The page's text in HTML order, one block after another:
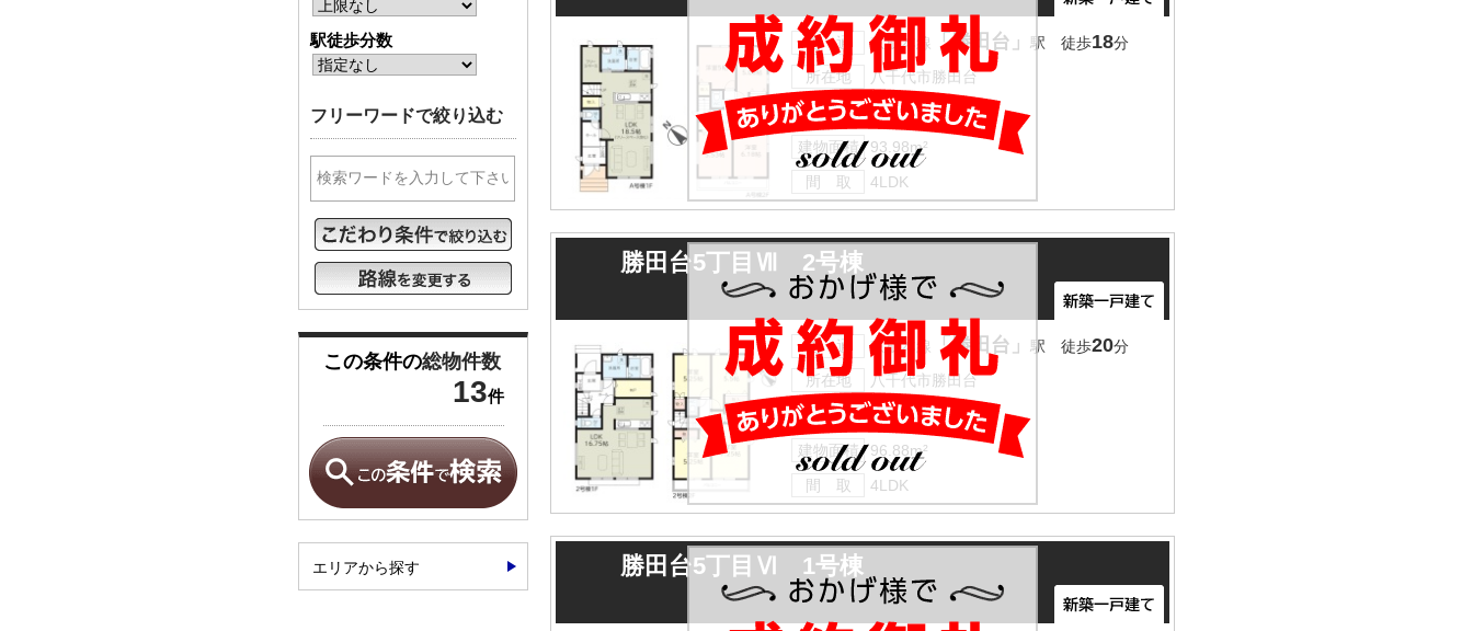
交 通 京成本線 「勝田台」 駅 徒歩18分
所在地
八千代市勝田台
土地面積
106.13m²
建物面積
93.98m²
間 取
4LDK
勝田台5丁目Ⅶ 2号棟
交 通 京成本線 「勝田台」 駅 徒歩20分
所在地
八千代市勝田台
土地面積
114.40m²
建物面積
96.88m²
間 取
4LDK
勝田台5丁目Ⅵ 1号棟
駅徒歩分数
フリーワードで絞り込む
この条件の総物件数
13件
エリアから探す